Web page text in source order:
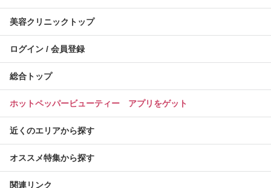
美容クリニックトップ
ログイン / 会員登録
総合トップ
ホットペッパービューティー アプリをゲット
近くのエリアから探す
オススメ特集から探す
関連リンク